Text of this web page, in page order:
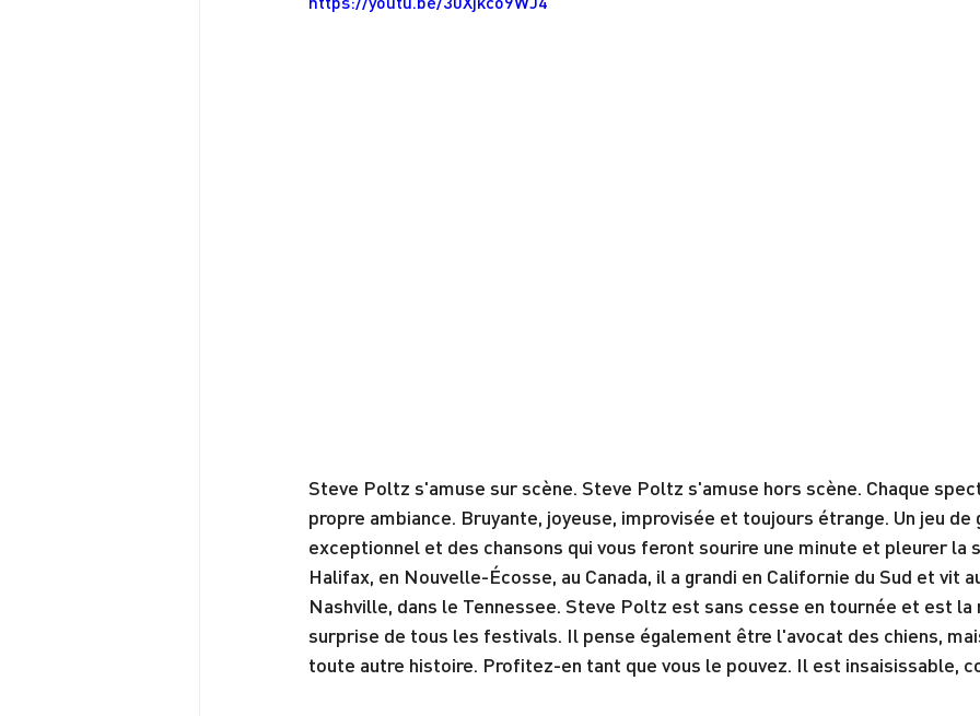
Steve Poltz s'amuse sur scène. Steve Poltz s'amuse hors scène. Chaque
propre ambiance. Bruyante, joyeuse, improvisée et toujours étrange. Un jeu de
exceptionnel et des chansons qui vous feront sourire une minute et pleurer la
Halifax, en Nouvelle-Écosse, au Canada, il a grandi en Californie du Sud et vit
Nashville, dans le Tennessee. Steve Poltz est sans cesse en tournée et est la
surprise de tous les festivals. Il pense également être l'avocat des chiens,
toute autre histoire. Profitez-en tant que vous le pouvez. Il est insaisissable,